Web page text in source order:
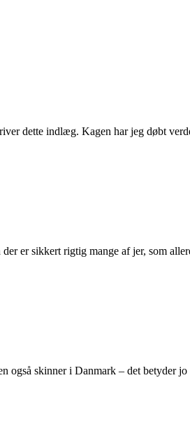
dette indlæg. Kagen har jeg døbt
er sikkert rigtig mange af jer, som
også skinner i Danmark – det betyder